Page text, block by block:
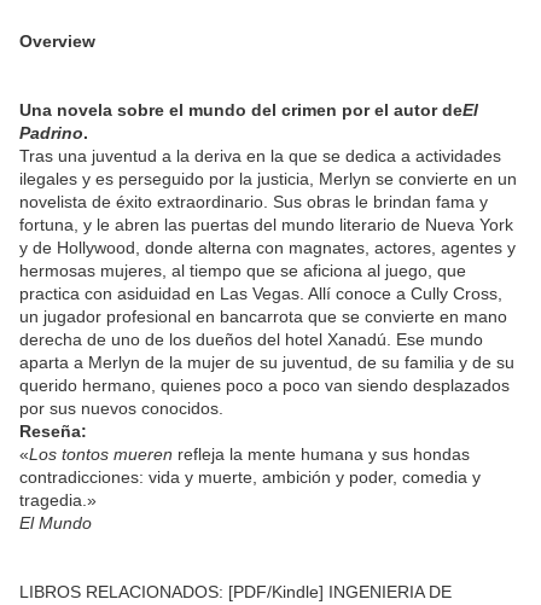
Overview
Una novela sobre el mundo del crimen por el autor deEl
Padrino.
Tras una juventud a la deriva en la que se dedica a actividades
ilegales y es perseguido por la justicia, Merlyn se convierte en un
novelista de éxito extraordinario. Sus obras le brindan fama y
fortuna, y le abren las puertas del mundo literario de Nueva York
y de Hollywood, donde alterna con magnates, actores, agentes y
hermosas mujeres, al tiempo que se aficiona al juego, que
practica con asiduidad en Las Vegas. Allí conoce a Cully Cross,
un jugador profesional en bancarrota que se convierte en mano
derecha de uno de los dueños del hotel Xanadú. Ese mundo
aparta a Merlyn de la mujer de su juventud, de su familia y de su
querido hermano, quienes poco a poco van siendo desplazados
por sus nuevos conocidos.
Reseña:
«Los tontos mueren refleja la mente humana y sus hondas
contradicciones: vida y muerte, ambición y poder, comedia y
tragedia.»
El Mundo
LIBROS RELACIONADOS: [PDF/Kindle] INGENIERIA DE